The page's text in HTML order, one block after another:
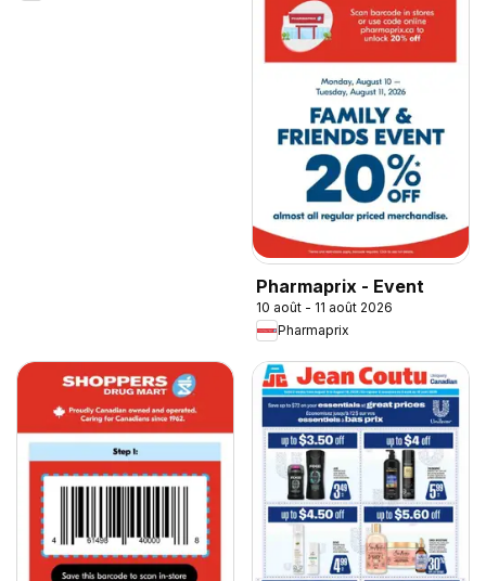
Pharmaprix - Event
10 août - 11 août 2026
Pharmaprix